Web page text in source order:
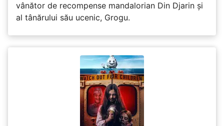
vânător de recompense mandalorian Din Djarin și
al tânărului său ucenic, Grogu.